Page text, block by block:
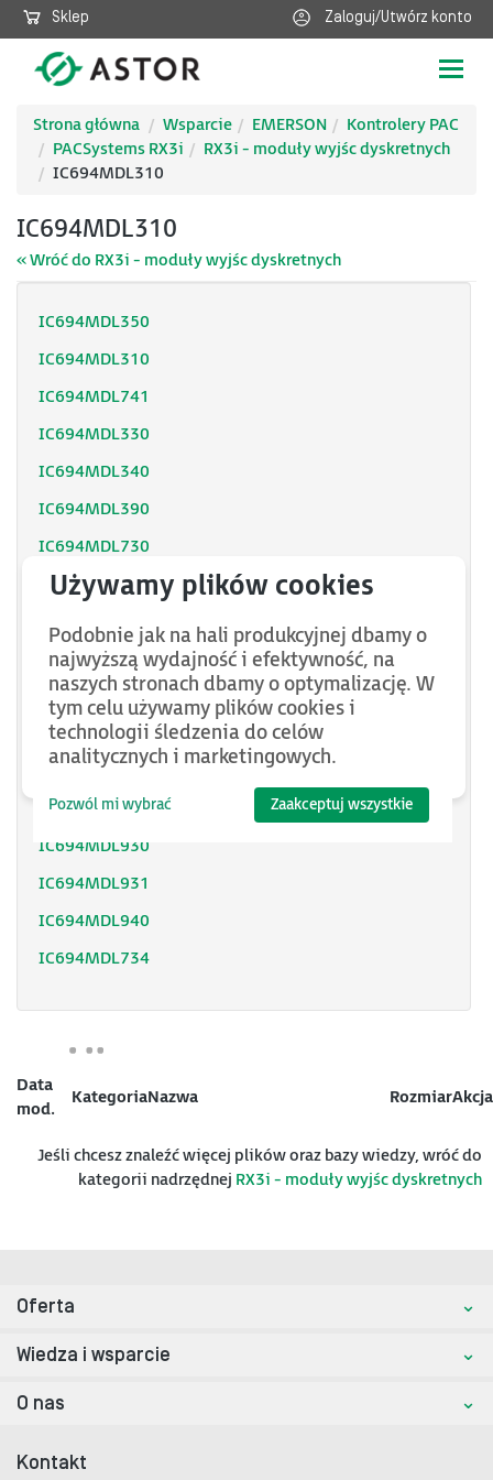
Sklep Zaloguj/Utwórz konto
Strona główna
Wsparcie EMERSON
Kontrolery PAC
PACSystems RX3i
RX3i - moduły wyjśc dyskretnych
IC694MDL310
IC694MDL310
« Wróć do RX3i - moduły wyjśc dyskretnych
IC694MDL350
IC694MDL310
IC694MDL741
IC694MDL330
IC694MDL340
IC694MDL390
IC694MDL730
IC694MDL732
IC694MDL740
IC694MDL742
IC694MDL752
IC694MDL753
IC694MDL754
IC694MDL916
IC694MDL930
IC694MDL931
IC694MDL940
IC694MDL734
Data
mod.
KategoriaNazwa RozmiarAkcja
Jeśli chcesz znaleźć więcej plików oraz bazy wiedzy, wróć do
kategorii nadrzędnej RX3i - moduły wyjśc dyskretnych
Oferta
Wiedza i wsparcie
O nas
Kontakt
Podobnie jak na hali produkcyjnej dbamy o
najwyższą wydajność i efektywność, na
naszych stronach dbamy o optymalizację. W
tym celu używamy plików cookies i
technologii śledzenia do celów
analitycznych i marketingowych.
Pozwól mi wybrać Zaakceptuj wszystkie